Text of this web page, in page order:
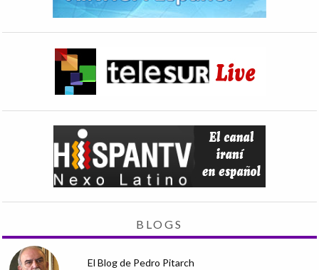
BLOGS
El Blog de Pedro Pitarch